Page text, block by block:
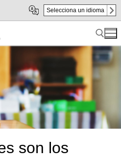
Selecciona un idioma
Search for:
son los